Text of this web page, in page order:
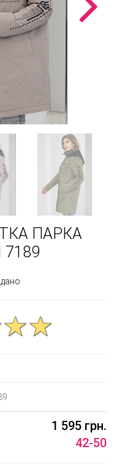
ПАРКА
7189
1 595 грн.
42-50